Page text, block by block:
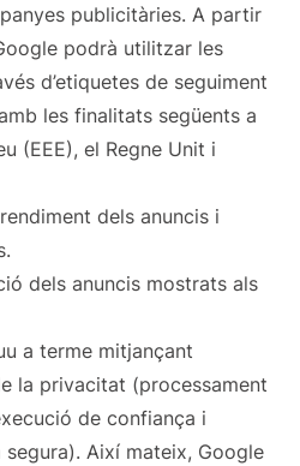
publicitàries. A partir
podrà utilitzar les
d’etiquetes de seguiment
les finalitats següents a
(EEE), el Regne Unit i
dels anuncis i
dels anuncis mostrats als
a terme mitjançant
la privacitat (processament
de confiança i
Així mateix, Google